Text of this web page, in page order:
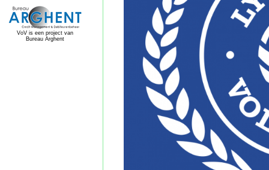
VoV is een project van
Bureau Arghent